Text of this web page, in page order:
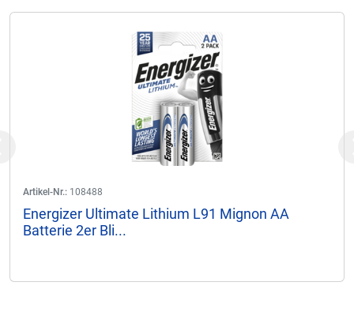
Artikel-Nr.: 108488
Energizer Ultimate Lithium L91 Mignon AA
Batterie 2er Bli...